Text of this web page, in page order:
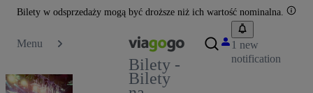
Bilety w odsprzedaży mogą być droższe niż ich wartość nominalna.
Menu
Bilety -
Bilety
1 new
notification